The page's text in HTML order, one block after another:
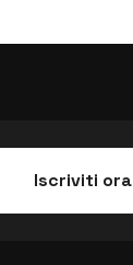
Iscriviti ora